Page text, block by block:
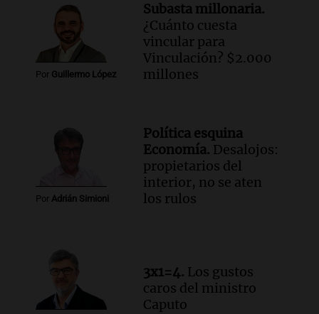
Audio.
Chile planteó mejorar la
conectividad fronteriza, aérea y digital
con Jujuy
Panorama Federal
proteínas
Una mañana para todos
Audio.Investigan un asalto millonario a
la cooperativa Talamochita en Villa
Episodios
Por Guillermo López
Subasta millonaria.
¿Cuánto cuesta
vincular para
Vinculación? $2.000
millones
Por Adrián Simioni
Política esquina
Economía. Desalojos:
propietarios del
interior, no se aten
los rulos
3x1=4. Los gustos
caros del ministro
Caputo